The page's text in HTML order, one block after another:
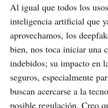
Al igual que todos los
inteligencia artificial que
aprovechamos, los
bien, nos toca iniciar una
indebidos; su impacto en
seguros, especialmente
buscan acercarse a la
posible regulación. Creo